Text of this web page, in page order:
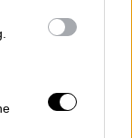
και
Σκιάθου για